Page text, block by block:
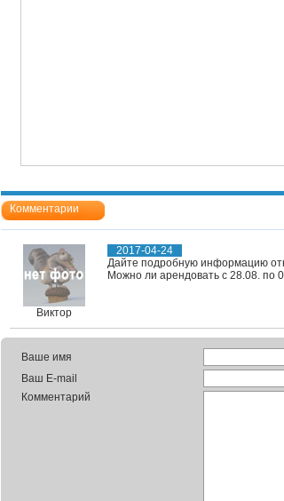
Комментарии
Виктор
2017-04-24
Дайте подробную информацию
Можно ли арендовать с 28.08. по
Ваше имя
Ваш E-mail
Комментарий